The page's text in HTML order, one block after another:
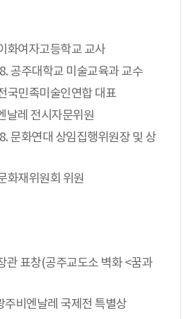
화여자고등학교 교사
공주대학교 미술교육과 교수
국민족미술인연합 대표
날레 전시자문위원
문화연대 상임집행위원장 및 상
화재위원회 위원
관 표창(공주교도소 벽화 <꿈과
주비엔날레 국제전 특별상